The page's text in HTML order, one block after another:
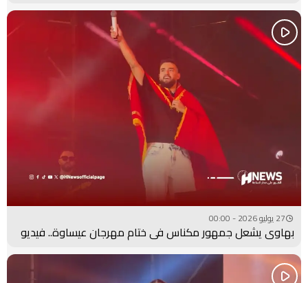
27 يوليو 2026 - 00:00
بهاوي يشعل جمهور مكناس في ختام مهرجان عيساوة.. فيديو